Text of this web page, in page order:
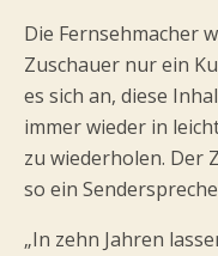
Die Fernsehmacher
Zuschauer nur ein
es sich an, diese
immer wieder in
zu wiederholen. Der
so ein
„In zehn Jahren